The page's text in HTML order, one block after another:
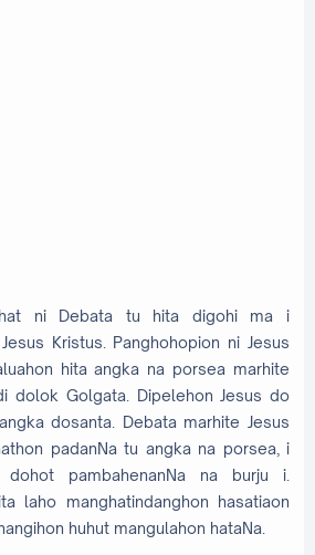
ni Debata tu hita digohi ma i
Kristus. Panghohopion ni Jesus
hita angka na porsea marhite
dolok Golgata. Dipelehon Jesus do
dosanta. Debata marhite Jesus
padanNa tu angka na porsea, i
dohot pambahenanNa na burju i.
laho manghatindanghon hasatiaon
huhut mangulahon hataNa.